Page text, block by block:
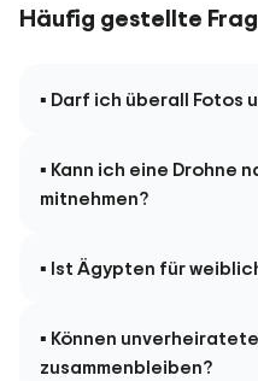
Häufig gestellte
▪ Darf ich überall Fotos
▪ Kann ich eine Drohne
mitnehmen?
▪ Ist Ägypten für
▪ Können
zusammenbleiben?